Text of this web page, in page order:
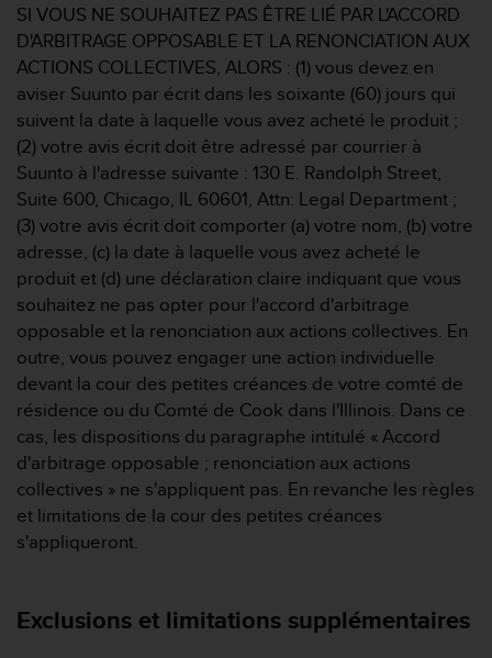
SI VOUS NE SOUHAITEZ PAS ÊTRE LIÉ PAR L'ACCORD
D'ARBITRAGE OPPOSABLE ET LA RENONCIATION AUX
ACTIONS COLLECTIVES, ALORS : (1) vous devez en
aviser Suunto par écrit dans les soixante (60) jours qui
suivent la date à laquelle vous avez acheté le produit ;
(2) votre avis écrit doit être adressé par courrier à
Suunto à l'adresse suivante : 130 E. Randolph Street,
Suite 600, Chicago, IL 60601, Attn: Legal Department ;
(3) votre avis écrit doit comporter (a) votre nom, (b) votre
adresse, (c) la date à laquelle vous avez acheté le
produit et (d) une déclaration claire indiquant que vous
souhaitez ne pas opter pour l'accord d'arbitrage
opposable et la renonciation aux actions collectives. En
outre, vous pouvez engager une action individuelle
devant la cour des petites créances de votre comté de
résidence ou du Comté de Cook dans l'Illinois. Dans ce
cas, les dispositions du paragraphe intitulé « Accord
d'arbitrage opposable ; renonciation aux actions
collectives » ne s'appliquent pas. En revanche les règles
et limitations de la cour des petites créances
s'appliqueront.
Exclusions et limitations supplémentaires